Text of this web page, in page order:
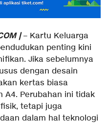
|– Kartu Keluarga
penting kini
Jika sebelumnya
dengan desain
kertas biasa
A4. Perubahan ini tidak
tetapi juga
dalam hal teknologi